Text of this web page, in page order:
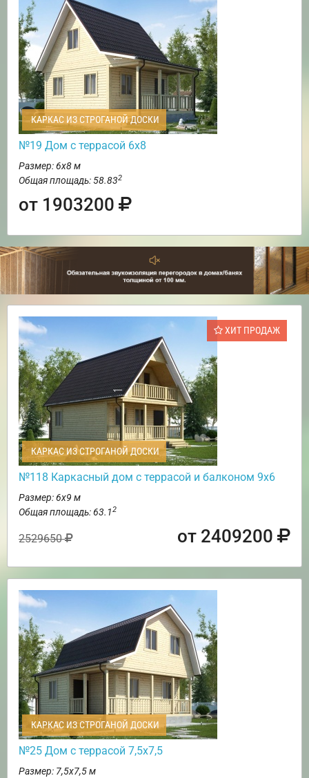
КАРКАС ИЗ СТРОГАНОЙ ДОСКИ
№19 Дом с террасой 6х8
Размер: 6х8 м
Общая площадь: 58.832
от 1903200
ХИТ ПРОДАЖ
КАРКАС ИЗ СТРОГАНОЙ ДОСКИ
№118 Каркасный дом с террасой и балконом 9х6
Размер: 6х9 м
Общая площадь: 63.12
2529650 от 2409200
КАРКАС ИЗ СТРОГАНОЙ ДОСКИ
№25 Дом с террасой 7,5х7,5
Размер: 7,5х7,5 м